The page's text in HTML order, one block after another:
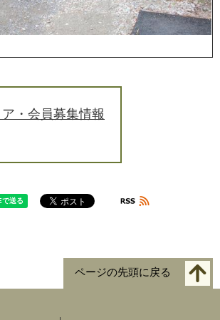
・会員募集情報
ページの先頭に戻る